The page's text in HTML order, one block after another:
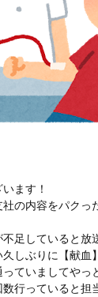
ます！
の内容をパク
足していると放
しぶりに【献血
ていましてやっ
行っていると